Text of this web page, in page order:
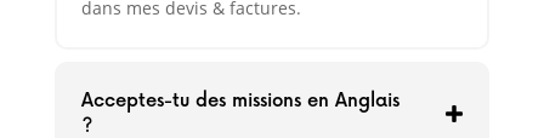
dans mes devis & factures.
Acceptes-tu des missions en Anglais
?